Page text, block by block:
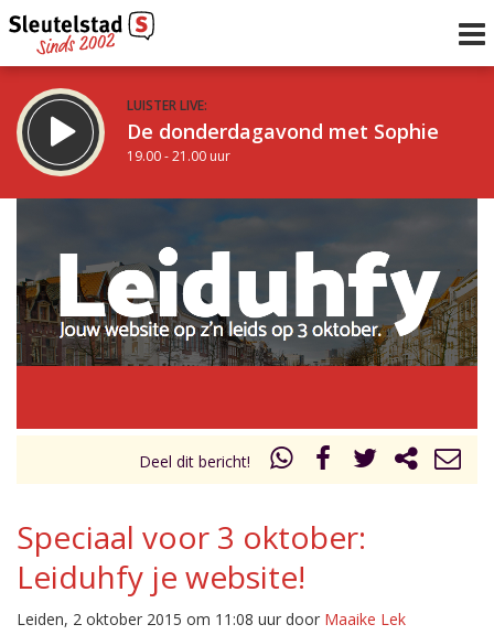
LUISTER LIVE:
De donderdagavond met Sophie
19.00 - 21.00 uur
21.00 - 0.00 uur
Vorig uur
uur 1 van 0 Volgend uur
Inklappen
Deel dit bericht!
Speciaal voor 3 oktober:
Leiduhfy je website!
Leiden, 2 oktober 2015 om 11:08 uur door Maaike Lek